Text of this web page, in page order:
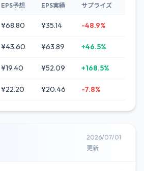
EPS予想 EPS実績 サプライズ
¥68.80 ¥35.14 -48.9%
¥43.60 ¥63.89 +46.5%
¥19.40 ¥52.09 +168.5%
¥22.20 ¥20.46 -7.8%
2026/07/01
更新